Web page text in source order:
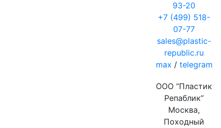
93-20
+7 (499) 518-
07-77
sales@plastic-
republic.ru
max / telegram
ООО “Пластик
Репаблик”
Москва,
Походный